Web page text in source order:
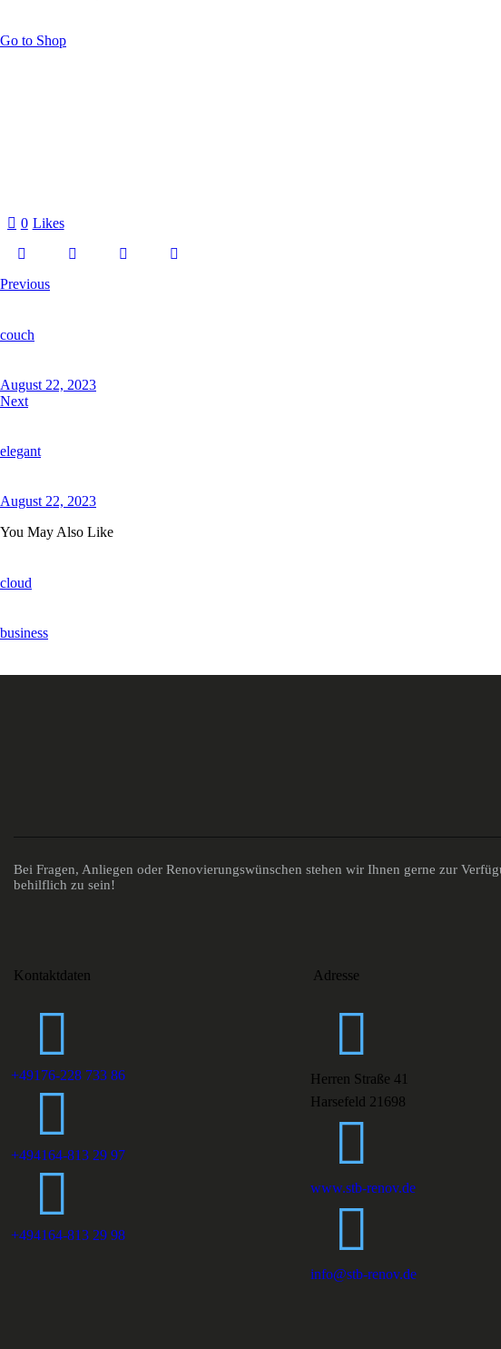
Go to Shop
0 Likes
Previous
couch
August 22, 2023
Next
elegant
August 22, 2023
You May Also Like
cloud
business
Bei Fragen, Anliegen oder Renovierungswünschen stehen wir Ihnen gerne zur
behilflich zu sein!
Kontaktdaten
+49176-228 733 86
+494164-813 29 97
+494164-813 29 98
Adresse
Herren Straße 41
Harsefeld 21698
www.stb-renov.de
info@stb-renov.de